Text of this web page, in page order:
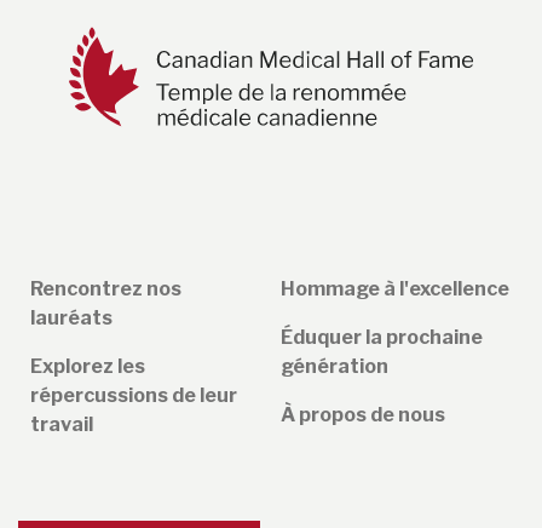
Rencontrez nos
lauréats
Explorez les
répercussions de leur
travail
Hommage à l'excellence
Éduquer la prochaine
génération
À propos de nous